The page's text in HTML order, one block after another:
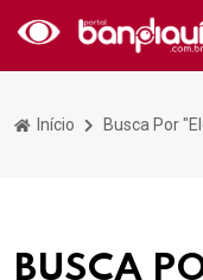
Início Busca Por
BUSCA